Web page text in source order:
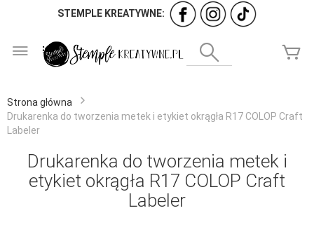
STEMPLE KREATYWNE:
do
treści
Strona główna
Drukarenka do tworzenia metek i etykiet okrągła R17 COLOP Craft
Labeler
Drukarenka do tworzenia metek i
etykiet okrągła R17 COLOP Craft
Labeler